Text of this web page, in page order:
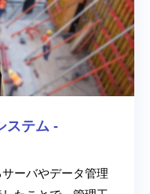
ステム -
ーバやデータ管理